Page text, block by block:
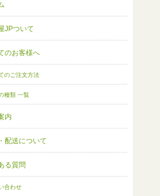
JPついて
のお客様へ
のご注文方法
種類 一覧
内
配送について
る質問
合わせ